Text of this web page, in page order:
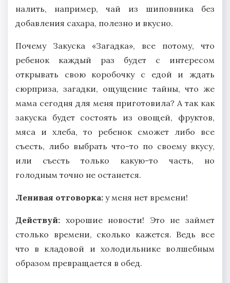
налить, например, чай из шиповника без
добавления сахара, полезно и вкусно.
Почему Закуска «Загадка», все потому, что
ребенок каждый раз будет с интересом
открывать свою коробочку с едой и ждать
сюрприза, загадки, ощущение тайны, что же
мама сегодня для меня приготовила? А так как
закуска будет состоять из овощей, фруктов,
мяса и хлеба, то ребенок сможет либо все
съесть, либо выбрать что-то по своему вкусу,
или съесть только какую-то часть, но
голодным точно не останется.
Ленивая отговорка: у меня нет времени!
Действуй: хорошие новости! Это не займет
столько времени, сколько кажется. Ведь все
что в кладовой и холодильнике волшебным
образом превращается в обед.